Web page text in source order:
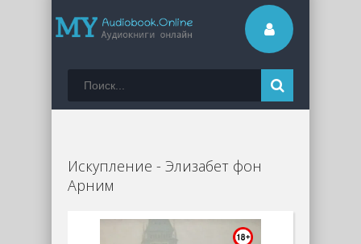
Искупление - Элизабет фон
Арним